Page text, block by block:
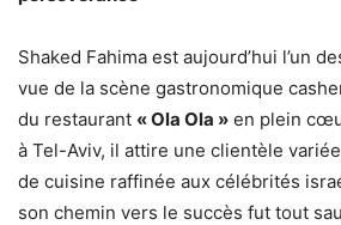
Shaked Fahima est aujourd’hui l’un
vue de la scène gastronomique
du restaurant « Ola Ola » en plein
à Tel-Aviv, il attire une clientèle
de cuisine raffinée aux célébrités
son chemin vers le succès fut tout